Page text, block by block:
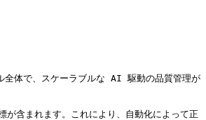
全体で、スケーラブルな AI 駆動の品質管理が
含まれます。これにより、自動化によって正